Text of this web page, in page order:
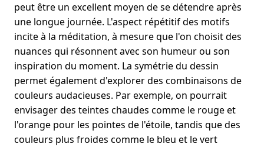
peut être un excellent moyen de se détendre après
une longue journée. L'aspect répétitif des motifs
incite à la méditation, à mesure que l'on choisit des
nuances qui résonnent avec son humeur ou son
inspiration du moment. La symétrie du dessin
permet également d'explorer des combinaisons de
couleurs audacieuses. Par exemple, on pourrait
envisager des teintes chaudes comme le rouge et
l'orange pour les pointes de l'étoile, tandis que des
couleurs plus froides comme le bleu et le vert